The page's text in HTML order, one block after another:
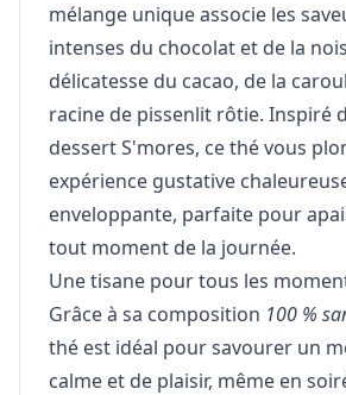
mélange unique associe les
intenses du chocolat et de la
délicatesse du cacao, de la
racine de pissenlit rôtie. Inspiré
dessert S'mores, ce thé vous
expérience gustative
enveloppante, parfaite pour
tout moment de la journée.
Une tisane pour tous les
Grâce à sa composition 100 %
thé est idéal pour savourer un
calme et de plaisir, même en